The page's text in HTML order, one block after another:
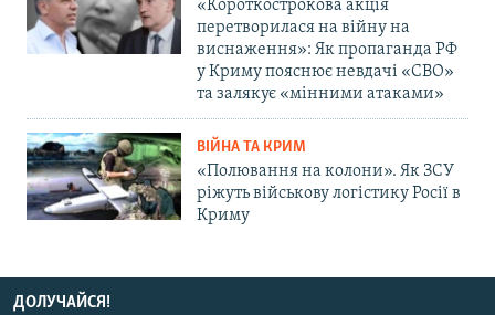
«Короткострокова акція
перетворилася на війну на
виснаження»: Як пропаганда РФ
у Криму пояснює невдачі «СВО»
та залякує «мінними атаками»
ВІЙНА ТА КРИМ
«Полювання на колони». Як ЗСУ
ріжуть військову логістику Росії в
Криму
ДОЛУЧАЙСЯ!